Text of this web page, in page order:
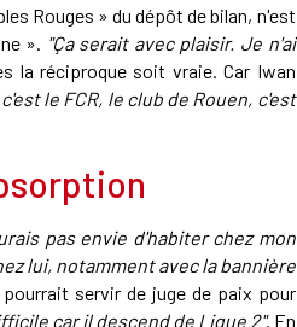
Rouges » du dépôt de bilan, n'est
». "Ça serait avec plaisir. Je n'ai
la réciproque soit vraie. Car Iwan
le FCR, le club de Rouen, c'est
pas envie d'habiter chez mon
lui, notamment avec la bannière
servir de juge de paix pour
car il descend de Ligue 2". En